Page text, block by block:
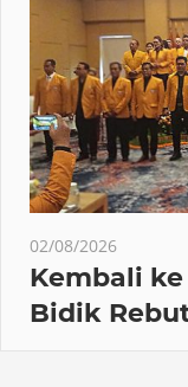
02/08/2026
Kembali
Bidik